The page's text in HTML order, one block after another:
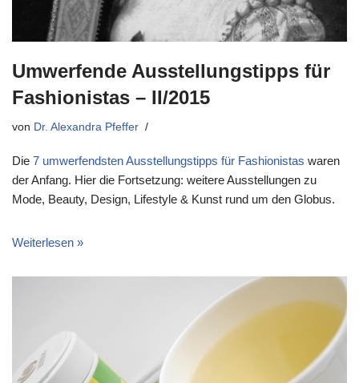
Umwerfende Ausstellungstipps für
Fashionistas – II/2015
von Dr. Alexandra Pfeffer
Die 7 umwerfendsten Ausstellungstipps für Fashionistas waren
der Anfang. Hier die Fortsetzung: weitere Ausstellungen zu
Mode, Beauty, Design, Lifestyle & Kunst rund um den Globus.
Weiterlesen »